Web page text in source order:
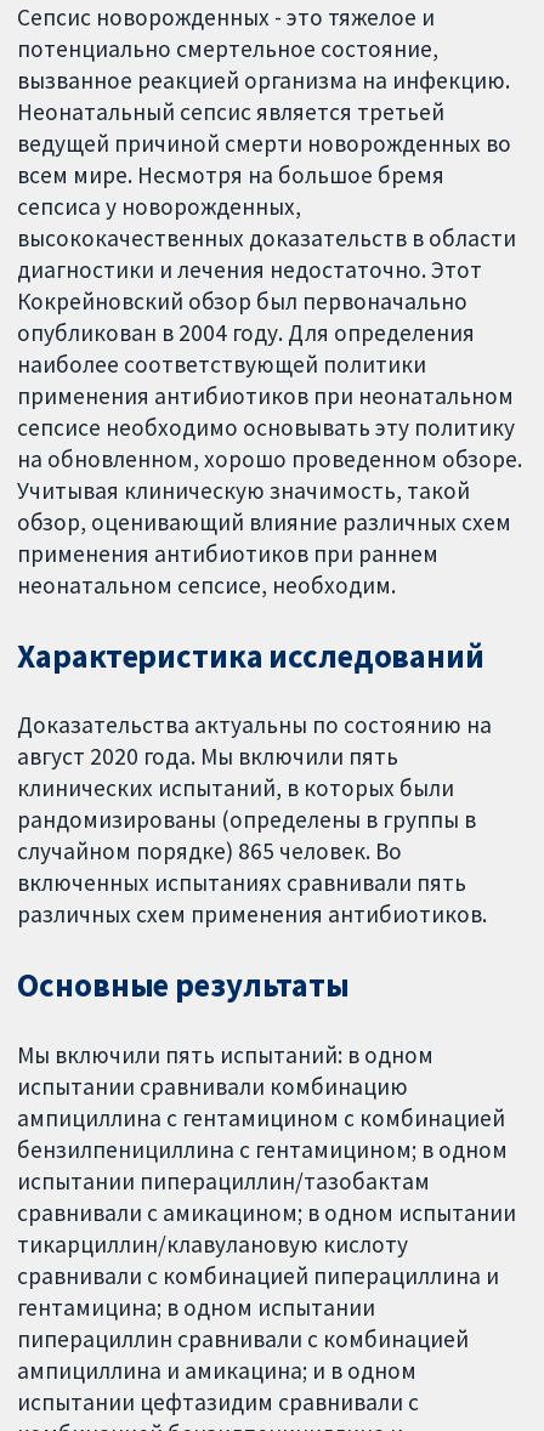
Сепсис новорожденных - это тяжелое и
потенциально смертельное состояние,
вызванное реакцией организма на инфекцию.
Неонатальный сепсис является третьей
ведущей причиной смерти новорожденных во
всем мире. Несмотря на большое бремя
сепсиса у новорожденных,
высококачественных доказательств в области
диагностики и лечения недостаточно. Этот
Кокрейновский обзор был первоначально
опубликован в 2004 году. Для определения
наиболее соответствующей политики
применения антибиотиков при неонатальном
сепсисе необходимо основывать эту политику
на обновленном, хорошо проведенном обзоре.
Учитывая клиническую значимость, такой
обзор, оценивающий влияние различных схем
применения антибиотиков при раннем
неонатальном сепсисе, необходим.
Характеристика исследований
Доказательства актуальны по состоянию на
август 2020 года. Мы включили пять
клинических испытаний, в которых были
рандомизированы (определены в группы в
случайном порядке) 865 человек. Во
включенных испытаниях сравнивали пять
различных схем применения антибиотиков.
Основные результаты
Мы включили пять испытаний: в одном
испытании сравнивали комбинацию
ампициллина с гентамицином с комбинацией
бензилпенициллина с гентамицином; в одном
испытании пиперациллин/тазобактам
сравнивали с амикацином; в одном испытании
тикарциллин/клавулановую кислоту
сравнивали с комбинацией пиперациллина и
гентамицина; в одном испытании
пиперациллин сравнивали с комбинацией
ампициллина и амикацина; и в одном
испытании цефтазидим сравнивали с